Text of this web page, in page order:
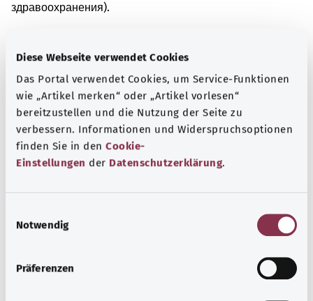
Diese Webseite verwendet Cookies
Das Portal verwendet Cookies, um Service-Funktionen
wie „Artikel merken“ oder „Artikel vorlesen“
bereitzustellen und die Nutzung der Seite zu
verbessern. Informationen und Widerspruchsoptionen
finden Sie in den Cookie-
Einstellungen der Datenschutzerklärung.
Notwendig
Präferenzen
здравоохранения).
Для хорошей осведомленности
Другие статьи